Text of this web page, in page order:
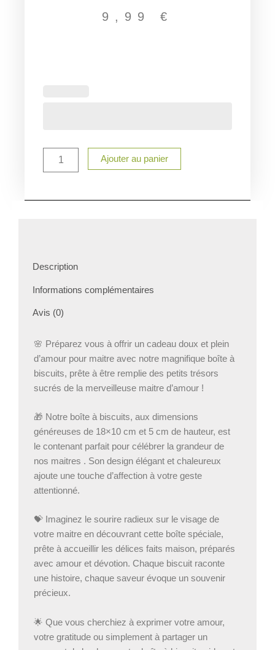
9,99 €
personnalisé
Ajouter au panier
Description
Informations complémentaires
Avis (0)
🌸 Préparez vous à offrir un cadeau doux et plein
d’amour pour maitre avec notre magnifique boîte à
biscuits, prête à être remplie des petits trésors
sucrés de la merveilleuse maitre d’amour !
🎁 Notre boîte à biscuits, aux dimensions
généreuses de 18×10 cm et 5 cm de hauteur, est
le contenant parfait pour célébrer la grandeur de
nos maitres . Son design élégant et chaleureux
ajoute une touche d’affection à votre geste
attentionné.
💝 Imaginez le sourire radieux sur le visage de
votre maitre en découvrant cette boîte spéciale,
prête à accueillir les délices faits maison, préparés
avec amour et dévotion. Chaque biscuit raconte
une histoire, chaque saveur évoque un souvenir
précieux.
🌟 Que vous cherchiez à exprimer votre amour,
votre gratitude ou simplement à partager un